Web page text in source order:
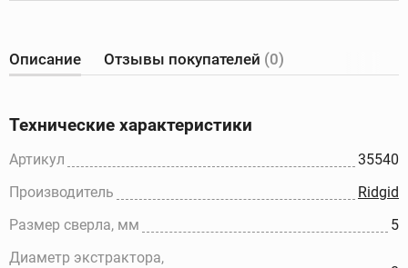
Описание Отзывы покупателей (0)
Технические характеристики
Артикул
35540
Производитель
Ridgid
Размер сверла, мм
5
Диаметр экстрактора,